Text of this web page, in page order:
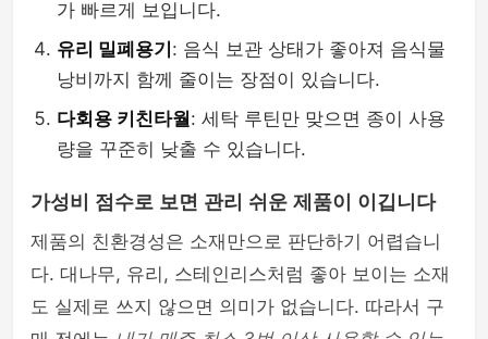
가 빠르게 보입니다.
유리 밀폐용기 : 음식 보관 상태가 좋아져 음식물
낭비까지 함께 줄이는 장점이 있습니다.
다회용 키친타월 : 세탁 루틴만 맞으면 종이 사용
량을 꾸준히 낮출 수 있습니다.
가성비 점수로 보면 관리 쉬운 제품이 이깁니다
제품의 친환경성은 소재만으로 판단하기 어렵습니
다. 대나무, 유리, 스테인리스처럼 좋아 보이는 소재
도 실제로 쓰지 않으면 의미가 없습니다. 따라서 구